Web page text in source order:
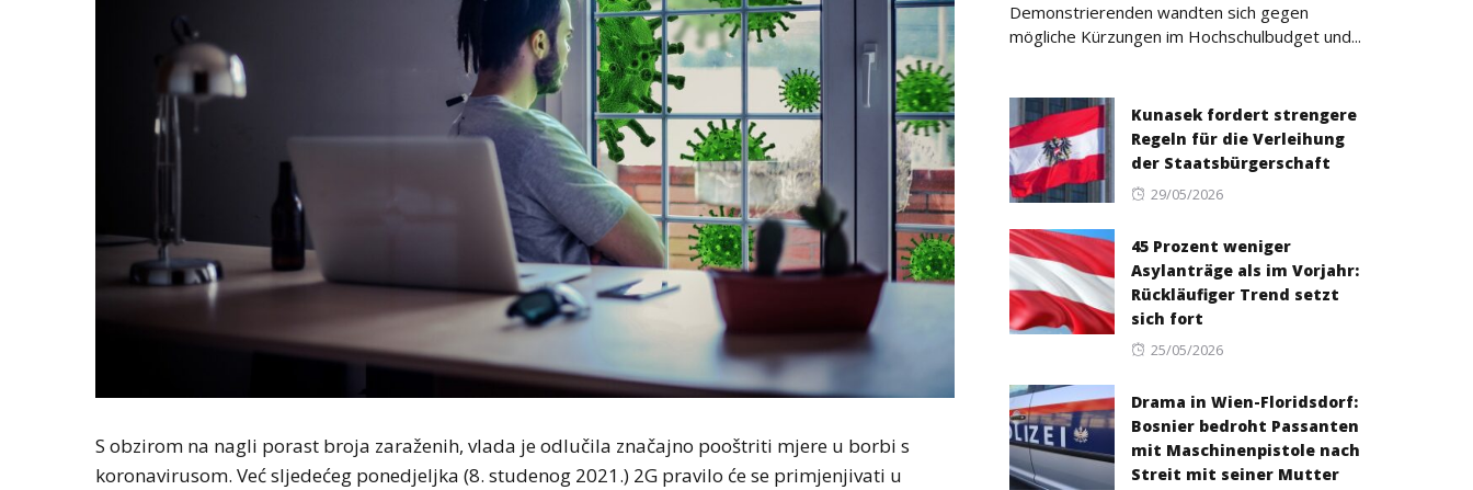
S obzirom na nagli porast broja zaraženih, vlada je odlučila značajno pooštriti mjere u borbi s
koronavirusom. Već sljedećeg ponedjeljka (8. studenog 2021.) 2G pravilo će se primjenjivati ​​u
Demonstrierenden wandten sich gegen
mögliche Kürzungen im Hochschulbudget und...
Kunasek fordert strengere
Regeln für die Verleihung
der Staatsbürgerschaft
Posted
29/05/2026
45 Prozent weniger
Asylanträge als im Vorjahr:
Rückläufiger Trend setzt
sich fort
Posted
25/05/2026
Drama in Wien-Floridsdorf:
Bosnier bedroht Passanten
mit Maschinenpistole nach
Streit mit seiner Mutter